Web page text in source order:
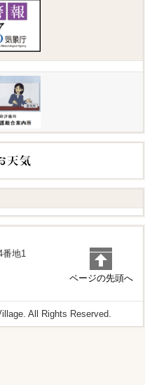
番地1
ページの先頭へ
All Rights Reserved.